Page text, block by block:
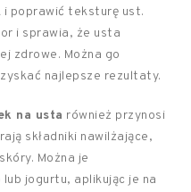
i poprawić teksturę ust.
i sprawia, że usta
zdrowe. Można go
najlepsze rezultaty.
na usta również przynosi
składniki nawilżające,
Można je
jogurtu, aplikując je na